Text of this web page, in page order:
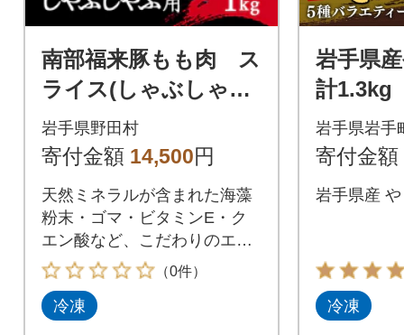
南部福来豚もも肉 ス
ライス(しゃぶしゃぶ
用)1kg
岩手県野田村
寄付金額 14,500円
天然ミネラルが含まれた海藻
粉末・ゴマ・ビタミンE・ク
エン酸など、こだわりのエサ
で育てた南部福来豚
（0件）
冷凍
岩手県
計1.3kg
岩手県岩手
寄付金額
岩手県産
冷凍